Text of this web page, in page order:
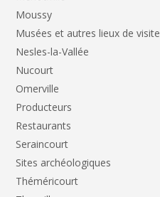
Moussy
Musées et autres lieux de visite
Nesles-la-Vallée
Nucourt
Omerville
Producteurs
Restaurants
Seraincourt
Sites archéologiques
Théméricourt